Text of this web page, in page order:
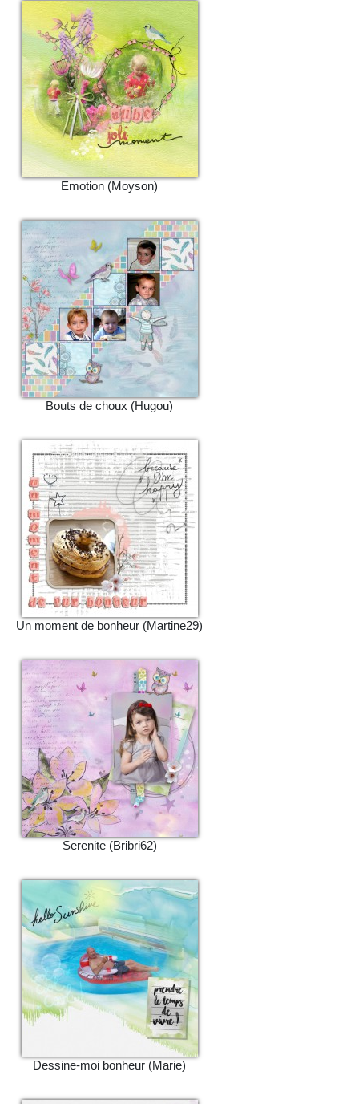
Emotion (Moyson)
Bouts de choux (Hugou)
Un moment de bonheur (Martine29)
Serenite (Bribri62)
Dessine-moi bonheur (Marie)